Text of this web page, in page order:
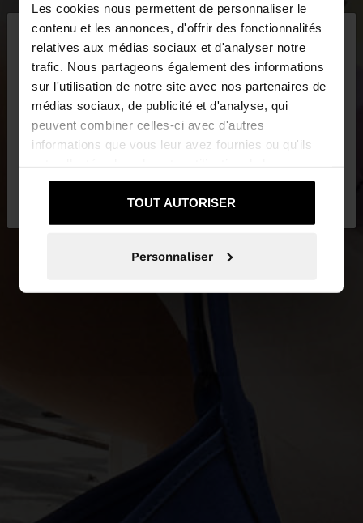
Les cookies nous permettent de personnaliser le
contenu et les annonces, d'offrir des fonctionnalités
relatives aux médias sociaux et d'analyser notre
trafic. Nous partageons également des informations
sur l'utilisation de notre site avec nos partenaires de
médias sociaux, de publicité et d'analyse, qui
peuvent combiner celles-ci avec d'autres
informations que vous leur avez fournies ou qu'ils
services.
TOUT AUTORISER
Personnaliser
bonjour ×
Vous accédez au site depuis Trinidad and Tobago.
Voulez-vous parcourir notre site au United States?
vers United
NEW IN